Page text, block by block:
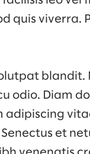
quis viverra.
blandit.
odio. Diam
adipiscing
et